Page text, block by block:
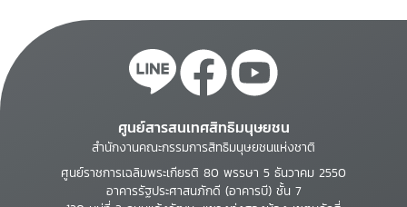
ศูนย์สารสนเทศสิทธิมนุษยชน
สำนักงานคณะกรรมการสิทธิมนุษยชนแห่งชาติ
ศูนย์ราชการเฉลิมพระเกียรติ 80 พรรษา 5 ธันวาคม 2550
อาคารรัฐประศาสนภักดี (อาคารบี) ชั้น 7